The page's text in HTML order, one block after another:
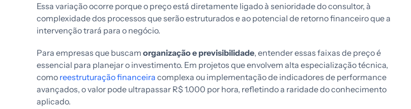
Essa variação ocorre porque o preço está diretamente ligado à senioridade do consultor, à
complexidade dos processos que serão estruturados e ao potencial de retorno financeiro que a
intervenção trará para o negócio.
Para empresas que buscam organização e previsibilidade, entender essas faixas de preço é
essencial para planejar o investimento. Em projetos que envolvem alta especialização técnica,
como reestruturação financeira complexa ou implementação de indicadores de performance
avançados, o valor pode ultrapassar R$ 1.000 por hora, refletindo a raridade do conhecimento
aplicado.